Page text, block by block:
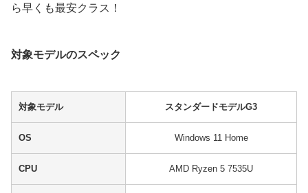
ら早くも最安クラス！
対象モデルのスペック
対象モデル スタンダードモデルG3
OS Windows 11 Home
CPU AMD Ryzen 5 7535U